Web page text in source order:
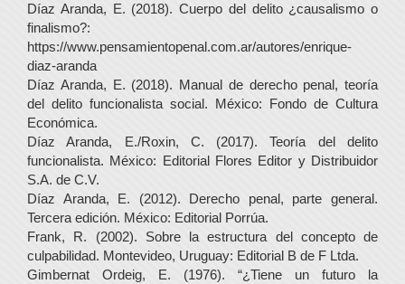
Díaz Aranda, E. (2018). Cuerpo del delito ¿causalismo o
finalismo?:
https://www.pensamientopenal.com.ar/autores/enrique-
diaz-aranda
Díaz Aranda, E. (2018). Manual de derecho penal, teoría
del delito funcionalista social. México: Fondo de Cultura
Económica.
Díaz Aranda, E./Roxin, C. (2017). Teoría del delito
funcionalista. México: Editorial Flores Editor y Distribuidor
S.A. de C.V.
Díaz Aranda, E. (2012). Derecho penal, parte general.
Tercera edición. México: Editorial Porrúa.
Frank, R. (2002). Sobre la estructura del concepto de
culpabilidad. Montevideo, Uruguay: Editorial B de F Ltda.
Gimbernat Ordeig, E. (1976). “¿Tiene un futuro la